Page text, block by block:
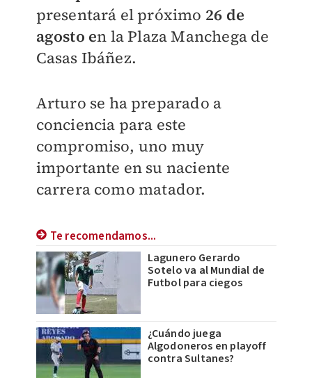
presentará el próximo 26 de
agosto en la Plaza Manchega de
Casas Ibáñez.
Arturo se ha preparado a
conciencia para este
compromiso, uno muy
importante en su naciente
carrera como matador.
Te recomendamos...
Lagunero Gerardo
Sotelo va al Mundial de
Futbol para ciegos
¿Cuándo juega
Algodoneros en playoff
contra Sultanes?